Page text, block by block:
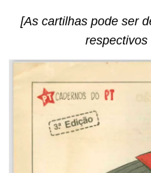
[As cartilhas pode ser
respectivos